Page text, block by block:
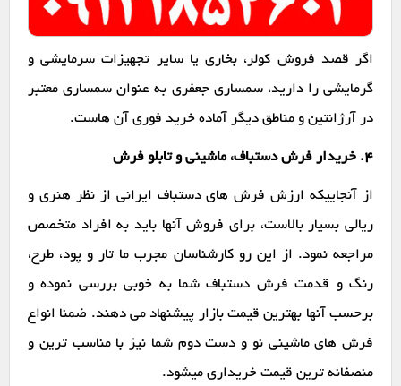
اگر قصد فروش کولر، بخاری یا سایر تجهیزات سرمایشی و
گرمایشی را دارید، سمساری جعفری به عنوان سمساری معتبر
در آرژانتین و مناطق دیگر آماده خرید فوری آن هاست.
۴. خریدار فرش دستباف، ماشینی و تابلو فرش
از آنجاییکه ارزش فرش های دستباف ایرانی از نظر هنری و
ریالی بسیار بالاست، برای فروش آنها باید به افراد متخصص
مراجعه نمود. از این رو کارشناسان مجرب ما تار و پود، طرح،
رنگ و قدمت فرش دستباف شما به خوبی بررسی نموده و
برحسب آنها بهترین قیمت بازار پیشنهاد می دهند. ضمنا انواع
فرش های ماشینی نو و دست دوم شما نیز با مناسب ترین و
منصفانه ترین قیمت خریداری میشود.